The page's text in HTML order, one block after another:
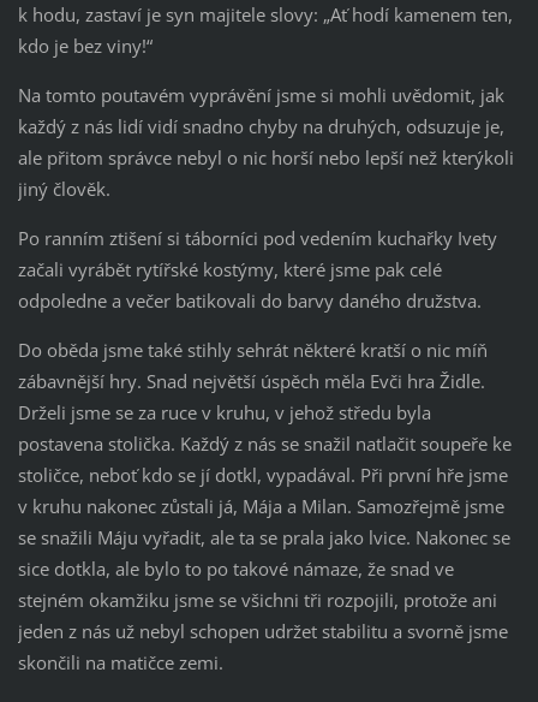
k hodu, zastaví je syn majitele slovy: „Ať hodí kamenem ten,
kdo je bez viny!“
Na tomto poutavém vyprávění jsme si mohli uvědomit, jak
každý z nás lidí vidí snadno chyby na druhých, odsuzuje je,
ale přitom správce nebyl o nic horší nebo lepší než kterýkoli
jiný člověk.
Po ranním ztišení si táborníci pod vedením kuchařky Ivety
začali vyrábět rytířské kostýmy, které jsme pak celé
odpoledne a večer batikovali do barvy daného družstva.
Do oběda jsme také stihly sehrát některé kratší o nic míň
zábavnější hry. Snad největší úspěch měla Evči hra Židle.
Drželi jsme se za ruce v kruhu, v jehož středu byla
postavena stolička. Každý z nás se snažil natlačit soupeře ke
stoličce, neboť kdo se jí dotkl, vypadával. Při první hře jsme
v kruhu nakonec zůstali já, Mája a Milan. Samozřejmě jsme
se snažili Máju vyřadit, ale ta se prala jako lvice. Nakonec se
sice dotkla, ale bylo to po takové námaze, že snad ve
stejném okamžiku jsme se všichni tři rozpojili, protože ani
jeden z nás už nebyl schopen udržet stabilitu a svorně jsme
skončili na matičce zemi.